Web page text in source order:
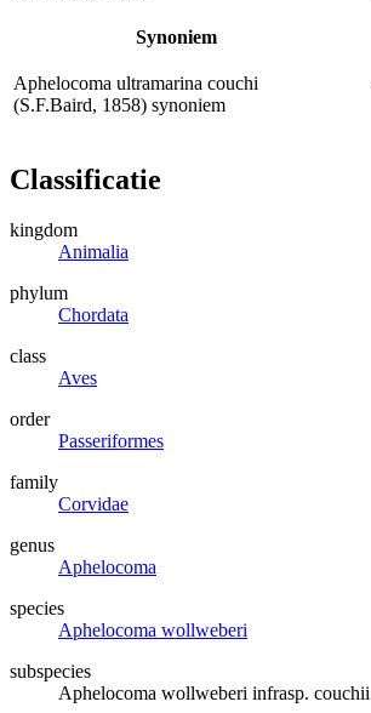
Synoniem
Aphelocoma ultramarina couchi
(S.F.Baird, 1858) synoniem
Classificatie
kingdom
Animalia
phylum
Chordata
class
Aves
order
Passeriformes
family
Corvidae
genus
Aphelocoma
species
Aphelocoma wollweberi
subspecies
Aphelocoma wollweberi infrasp. couchii